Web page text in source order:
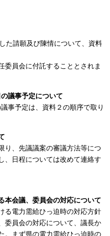
た請願及び陳情について、資料
員会に付託することとされま
議事予定について
事予定は、資料２の順序で取り
、先議議案の審議方法等につ
、日程については改めて連絡す
会議、委員会の対応について
電力需給ひっ迫時の対応方針
委員会の対応について、議長か
。まず県の電力需給ひっ迫時の